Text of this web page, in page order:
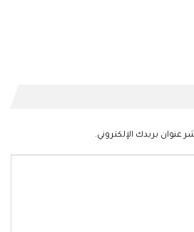
عنوان بريدك الإلكتروني.